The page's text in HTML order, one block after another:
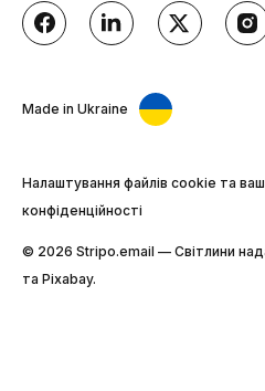
Made in Ukraine
Налаштування файлів cookie та ваш
конфіденційності
© 2026 Stripо.email — Світлини
та Pixabay.